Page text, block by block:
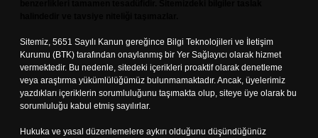
Sitemiz, 5651 Sayılı Kanun gereğince Bilgi Teknolojileri ve İletişim
Kurumu (BTK) tarafından onaylanmış bir Yer Sağlayıcı olarak hizmet
vermektedir. Bu nedenle, sitedeki içerikleri proaktif olarak denetleme
veya araştırma yükümlülüğümüz bulunmamaktadır. Ancak, üyelerimiz
yazdıkları içeriklerin sorumluluğunu taşımakta olup, siteye üye olarak bu
sorumluluğu kabul etmiş sayılırlar.
Hukuka ve yasal düzenlemelere aykırı olduğunu düşündüğünüz